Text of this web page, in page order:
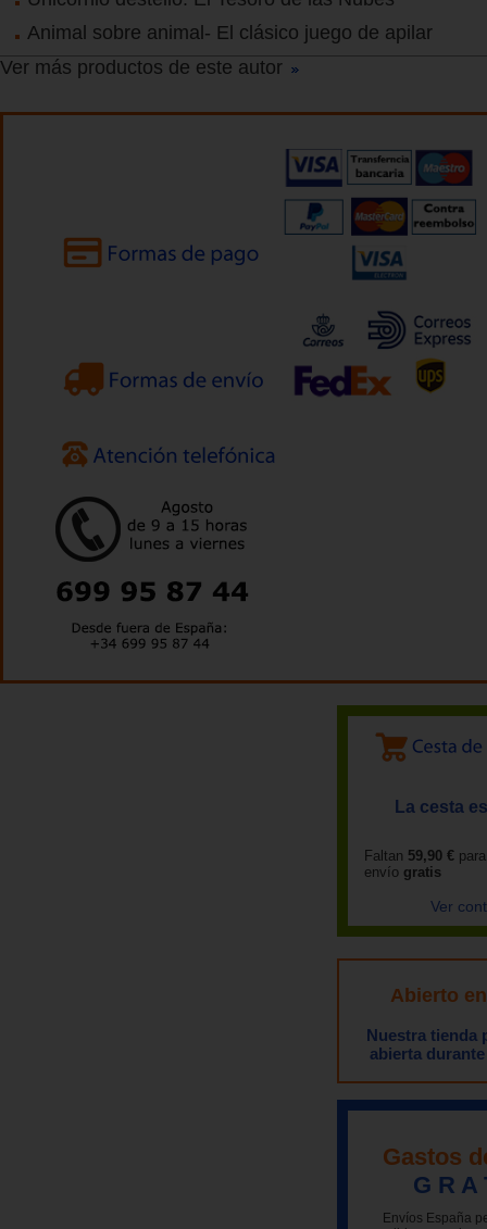
Animal sobre animal- El clásico juego de apilar
Ver más productos de este autor
La cesta
Faltan 59,90 €
envío gratis
Ver
Abierto
Nuestra tienda
abierta
Gastos
G R A
Envíos España